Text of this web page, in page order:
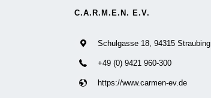
C.A.R.M.E.N. E.V.
Schulgasse 18, 94315 Straubing
+49 (0) 9421 960-300
https://www.carmen-ev.de